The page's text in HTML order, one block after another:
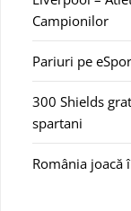
Campionilor
Pariuri pe
300 Shields
spartani
România joacă